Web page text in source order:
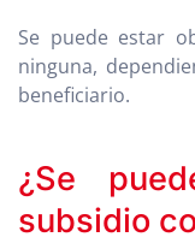
Se puede estar
ninguna,
beneficiario.
¿Se
subsidio